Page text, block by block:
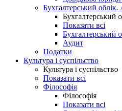
Бухгалтерський облік.
Бухгалтерський
Показати всі
Бухгалтерський
Аудит
Податки
Культура і суспільство
Культура і суспільство
Показати всі
Філософія
Філософія
Показати всі